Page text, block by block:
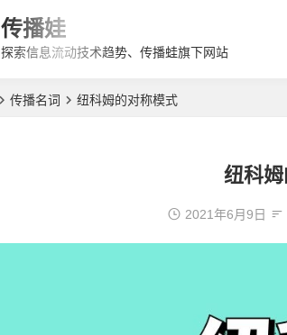
传播娃
探索信息流动技术趋势、传播蛙旗下网站
传播名词 纽科姆的对称模式
纽科
2021年6月9日